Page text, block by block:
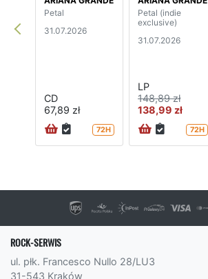
Petal
31.07.2026
CD
67,89 zł
72H
Petal (indie
exclusive)
31.07.2026
LP
148,89 zł
138,99 zł
72H
ROCK-SERWIS
ul. płk. Francesco Nullo 28/LU3
31-543 Kraków